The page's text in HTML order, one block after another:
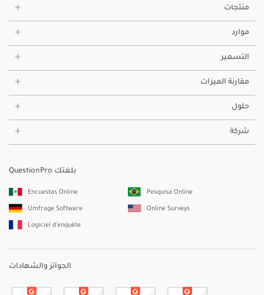
منتجات
موارد
التسعير
مقارنة الميزات
حلول
شركة
QuestionPro بلغتك
Encuestas Online Pesquisa Online
Umfrage Software Online Surveys
Logiciel d'enquête
الجوائز والشهادات